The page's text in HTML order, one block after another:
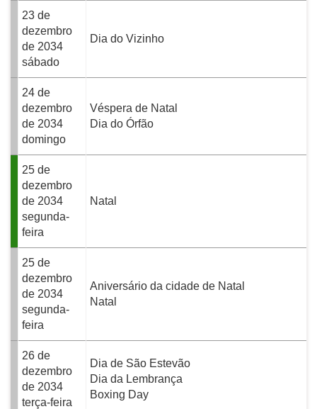
23 de
dezembro
de 2034
sábado
Dia do Vizinho
24 de
dezembro
de 2034
domingo
Véspera de Natal
Dia do Órfão
25 de
dezembro
de 2034
segunda-
feira
Natal
25 de
dezembro
de 2034
segunda-
feira
Aniversário da cidade de Natal
Natal
26 de
dezembro
de 2034
terça-feira
Dia de São Estevão
Dia da Lembrança
Boxing Day